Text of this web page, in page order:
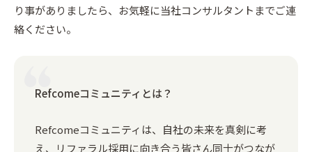
り事がありましたら、お気軽に当社コンサルタントまでご連
絡ください。
Refcomeコミュニティとは？
Refcomeコミュニティは、自社の未来を真剣に考
え、リファラル採用に向き合う皆さん同士がつなが